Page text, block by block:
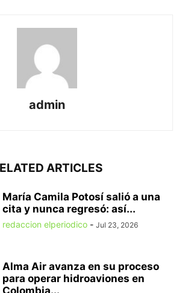
admin
ARTICLES
María Camila Potosí salió a una
cita y nunca regresó: así...
redaccion elperiodico - Jul 23, 2026
Alma Air avanza en su proceso
para operar hidroaviones en